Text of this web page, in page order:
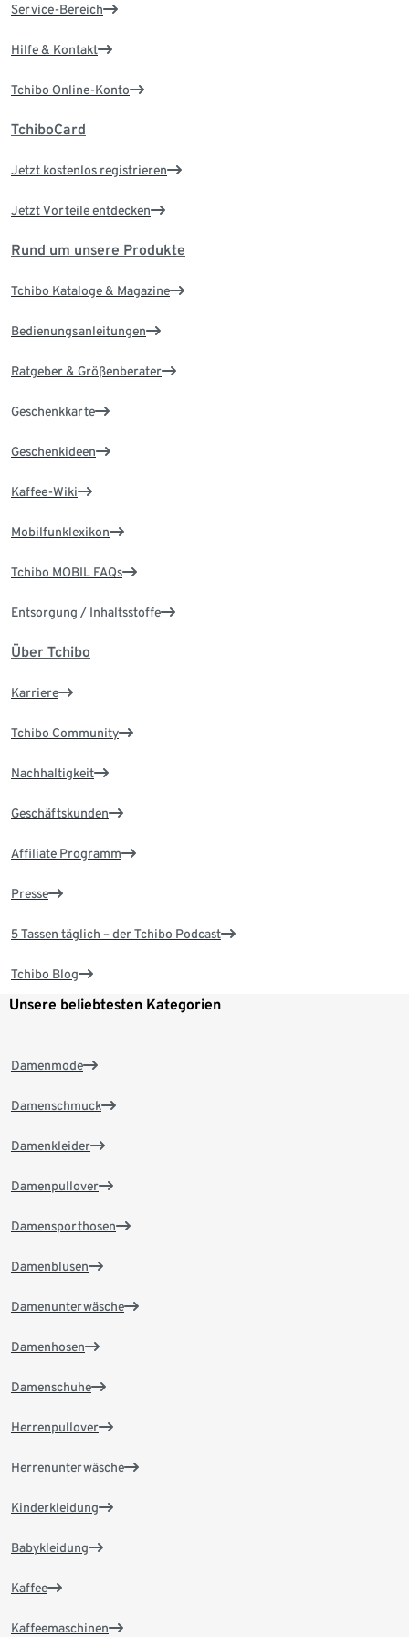
Service-Bereich
Hilfe & Kontakt
Tchibo Online-Konto
TchiboCard
Jetzt kostenlos registrieren
Jetzt Vorteile entdecken
Rund um unsere Produkte
Tchibo Kataloge & Magazine
Bedienungsanleitungen
Ratgeber & Größenberater
Geschenkkarte
Geschenkideen
Kaffee-Wiki
Mobilfunklexikon
Tchibo MOBIL FAQs
Entsorgung / Inhaltsstoffe
Über Tchibo
Karriere
Tchibo Community
Nachhaltigkeit
Geschäftskunden
Affiliate Programm
Presse
5 Tassen täglich – der Tchibo Podcast
Tchibo Blog
Unsere beliebtesten Kategorien
Damenmode
Damenschmuck
Damenkleider
Damenpullover
Damensporthosen
Damenblusen
Damenunterwäsche
Damenhosen
Damenschuhe
Herrenpullover
Herrenunterwäsche
Kinderkleidung
Babykleidung
Kaffee
Kaffeemaschinen